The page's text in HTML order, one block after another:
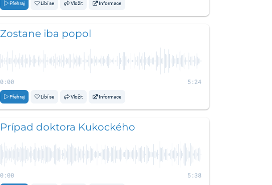
Přehraj Líbí se Vložit Informace
Zostane iba popol
0:00 5:24
Přehraj Líbí se Vložit Informace
Prípad doktora Kukockého
0:00 5:38